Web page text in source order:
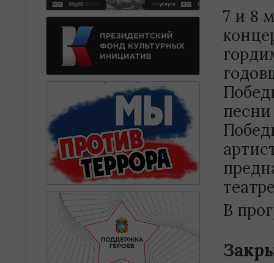
7 и 8
В